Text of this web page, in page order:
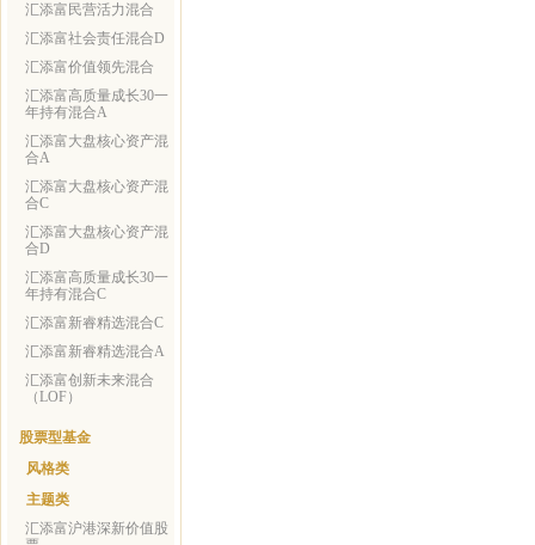
汇添富民营活力混合
汇添富社会责任混合D
汇添富价值领先混合
汇添富高质量成长30一
年持有混合A
汇添富大盘核心资产混
合A
汇添富大盘核心资产混
合C
汇添富大盘核心资产混
合D
汇添富高质量成长30一
年持有混合C
汇添富新睿精选混合C
汇添富新睿精选混合A
汇添富创新未来混合
（LOF）
股票型基金
风格类
主题类
汇添富沪港深新价值股